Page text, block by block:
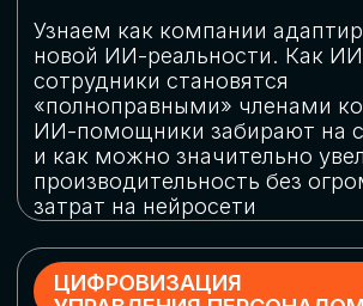
огромную статью затрат
ОБЛАЧНЫЕ ТЕХНОЛОГИИ
Подискутируем, какие облачные решения
существуют на рынке и почему
использование мультиоблачных моделей
не только снижает затраты, но и
«пересборки» бизнес-моделей